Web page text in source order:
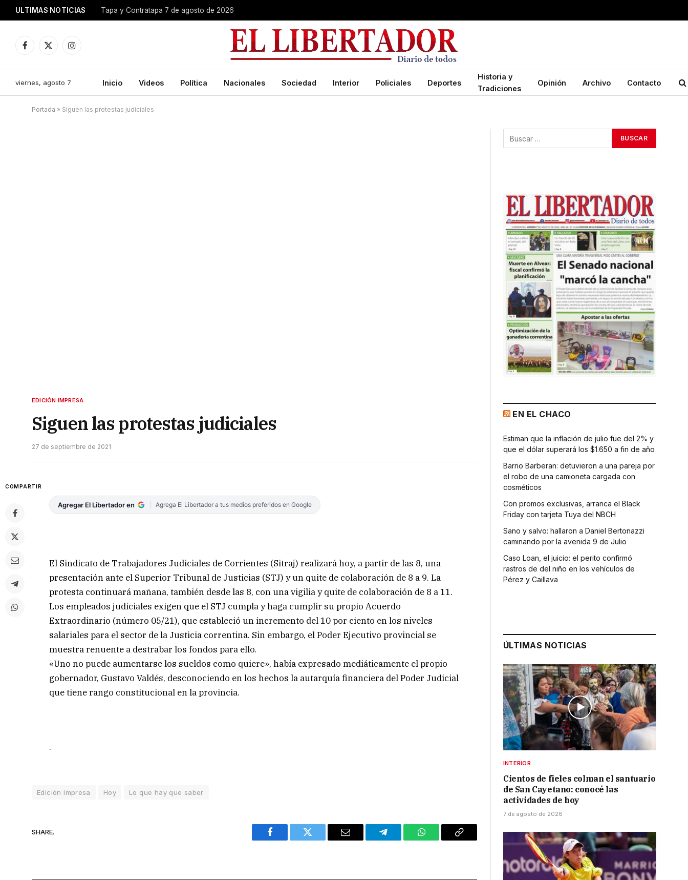
ULTIMAS NOTICIAS Tapa y Contratapa 7 de agosto de 2026
Facebook
X
Instagram
viernes, agosto 7 Inicio Videos Política Nacionales Sociedad Interior Policiales Deportes
Historia y
Tradiciones
Opinión Archivo Contacto
Portada » Siguen las protestas judiciales
EDICIÓN IMPRESA
Siguen las protestas judiciales
27 de septiembre de 2021
COMPARTIR
Agregar El Libertador en Agrega El Libertador a tus medios preferidos en Google
El Sindicato de Trabajadores Judiciales de Corrientes (Sitraj) realizará hoy, a partir de las 8, una
presentación ante el Superior Tribunal de Justicias (STJ) y un quite de colaboración de 8 a 9. La
protesta continuará mañana, también desde las 8, con una vigilia y quite de colaboración de 8 a 11.
Los empleados judiciales exigen que el STJ cumpla y haga cumplir su propio Acuerdo
Extraordinario (número 05/21), que estableció un incremento del 10 por ciento en los niveles
salariales para el sector de la Justicia correntina. Sin embargo, el Poder Ejecutivo provincial se
muestra renuente a destrabar los fondos para ello.
«Uno no puede aumentarse los sueldos como quiere», había expresado mediáticamente el propio
gobernador, Gustavo Valdés, desconociendo en los hechos la autarquía financiera del Poder Judicial
que tiene rango constitucional en la provincia.
.
Edición Impresa Hoy Lo que hay que saber
SHARE.
Facebook Twitter Email Telegram WhatsAppCopy
EN EL CHACO
Estiman que la inflación de julio fue del 2% y
que el dólar superará los $1.650 a fin de año
Barrio Barberan: detuvieron a una pareja por
el robo de una camioneta cargada con
cosméticos
Con promos exclusivas, arranca el Black
Friday con tarjeta Tuya del NBCH
Sano y salvo: hallaron a Daniel Bertonazzi
caminando por la avenida 9 de Julio
Caso Loan, el juicio: el perito confirmó
rastros de del niño en los vehículos de
Pérez y Caillava
ÚLTIMAS NOTICIAS
INTERIOR
Cientos de fieles colman el santuario
de San Cayetano: conocé las
actividades de hoy
7 de agosto de 2026